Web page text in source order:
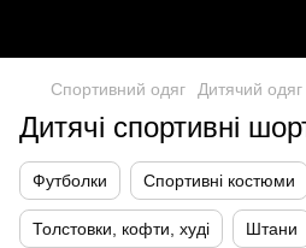
Спортивний одяг Дитячий одяг
Дитячі спортивні
Футболки Спортивні костюми
Толстовки, кофти, худі Штани